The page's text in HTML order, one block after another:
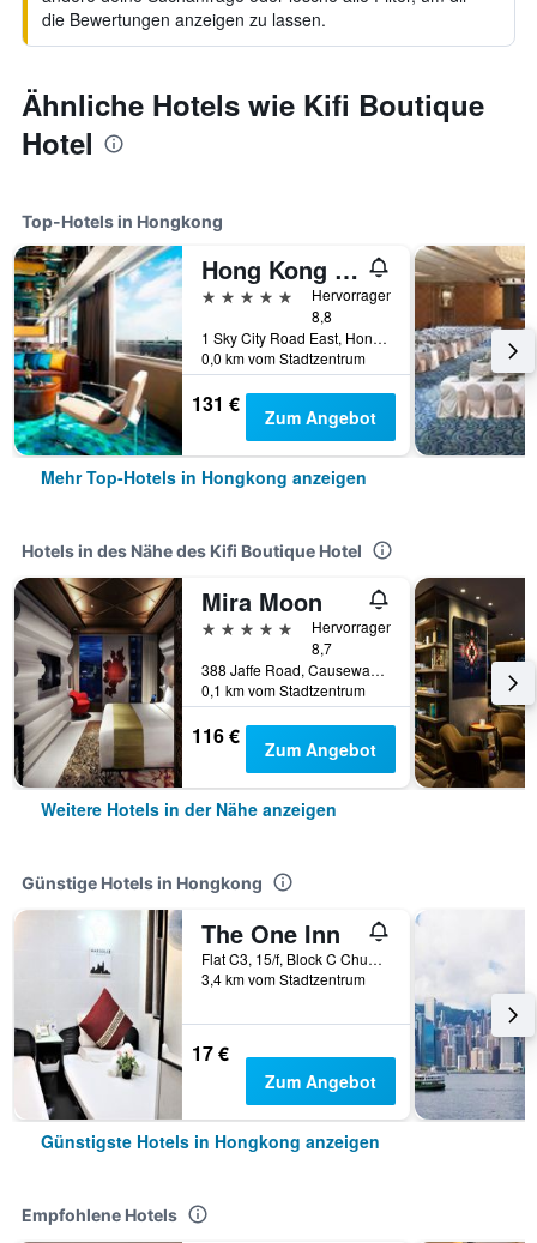
die Bewertungen anzeigen zu lassen.
Ähnliche Hotels wie Kifi Boutique
Hotel
Top-Hotels in Hongkong
Hong Kong Skycity Marriott Hotel
5 Sterne
Hervorragend
8,8
1 Sky City Road East, Hongkong, Hongkong
0,0 km vom Stadtzentrum
131 € Zum Angebot
Mehr Top-Hotels in Hongkong anzeigen
Hotels in des Nähe des Kifi Boutique Hotel
Mira Moon
5 Sterne
Hervorragend
8,7
388 Jaffe Road, Causeway Bay, Hongkong, Hongkong
0,1 km vom Stadtzentrum
116 € Zum Angebot
Weitere Hotels in der Nähe anzeigen
Günstige Hotels in Hongkong
The One Inn
Flat C3, 15/f, Block C Chungking Mansion, Hongkong, Hongkong
3,4 km vom Stadtzentrum
17 €
Zum Angebot
Günstigste Hotels in Hongkong anzeigen
Empfohlene Hotels